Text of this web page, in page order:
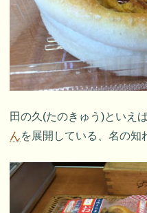
田の久(たのきゅう)といえ
んを展開している、名の知